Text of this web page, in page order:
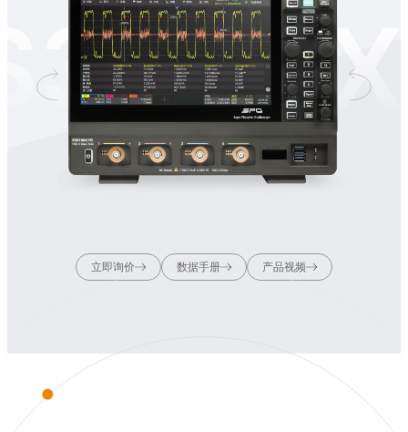
立即询价 数据手册 产品视频